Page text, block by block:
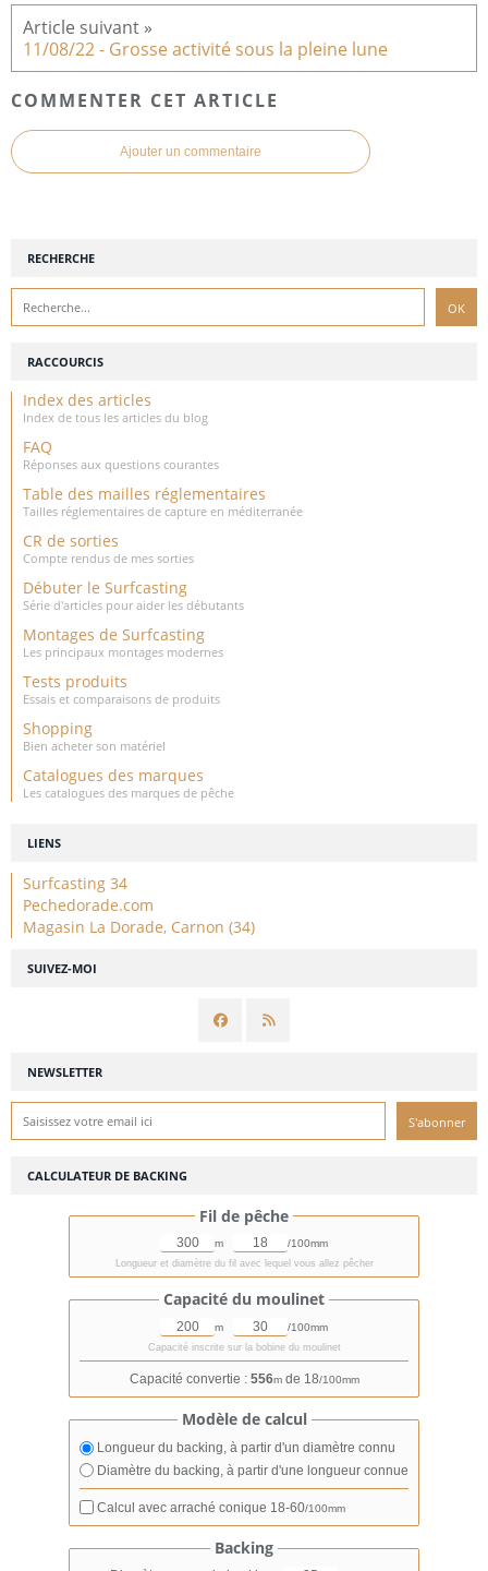
11/08/22 - Grosse activité sous la pleine lune
COMMENTER CET ARTICLE
Ajouter un commentaire
NEWSLETTER
SUIVEZ-MOI
RECHERCHE
RACCOURCIS
Index des articles
Index de tous les articles du blog
FAQ
Réponses aux questions courantes
Table des mailles réglementaires
Tailles réglementaires de capture en méditerranée
CR de sorties
Compte rendus de mes sorties
Débuter le Surfcasting
Série d'articles pour aider les débutants
Montages de Surfcasting
Les principaux montages modernes
Tests produits
Essais et comparaisons de produits
Shopping
Bien acheter son matériel
Catalogues des marques
Les catalogues des marques de pêche
LIENS
Surfcasting 34
Pechedorade.com
Magasin La Dorade, Carnon (34)
CALCULATEUR DE BACKING
Fil de pêche
m /100mm
Longueur et diamètre du fil avec lequel vous allez pêcher
Capacité du moulinet
m /100mm
Capacité inscrite sur la bobine du moulinet
Capacité convertie : 556mde 18/100mm
Modèle de calcul
Longueur du backing, à partir d'un diamètre connu
Diamètre du backing, à partir d'une longueur connue
Calcul avec arraché conique 18-60/100mm
Backing